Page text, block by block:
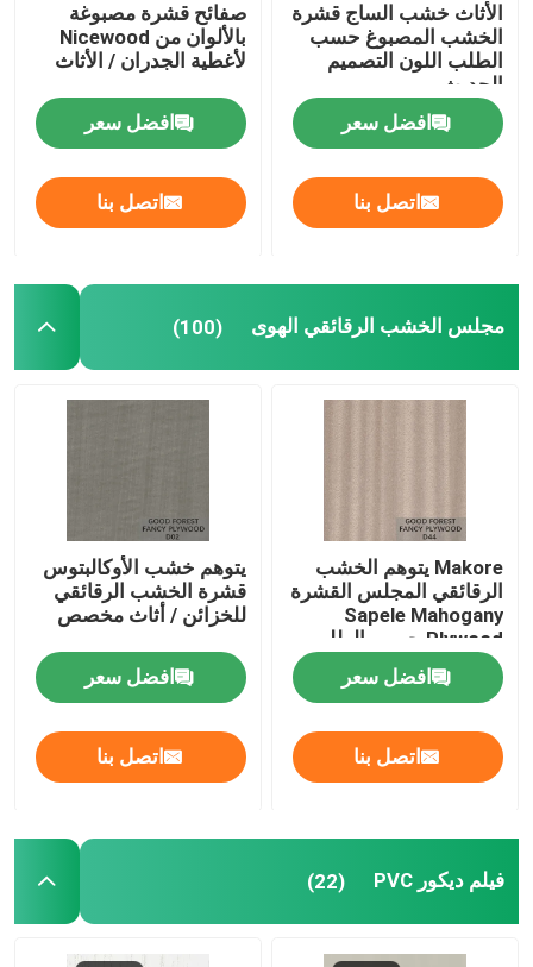
الأثاث خشب الساج قشرة
الخشب المصبوغ حسب
الطلب اللون التصميم
الحديث
افضل سعر
اتصل بنا
صفائح قشرة مصبوغة
بالألوان من Nicewood
لأغطية الجدران / الأثاث
افضل سعر
اتصل بنا
مجلس الخشب الرقائقي الهوى (100)
Makore يتوهم الخشب
الرقائقي المجلس القشرة
Sapele Mahogany
Plywood حسب الطلب
افضل سعر
اتصل بنا
يتوهم خشب الأوكالبتوس
قشرة الخشب الرقائقي
للخزائن / أثاث مخصص
افضل سعر
اتصل بنا
فيلم ديكور PVC (22)